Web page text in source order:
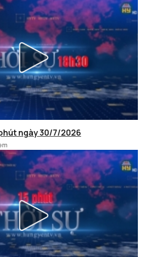
ngày 30/7/2026